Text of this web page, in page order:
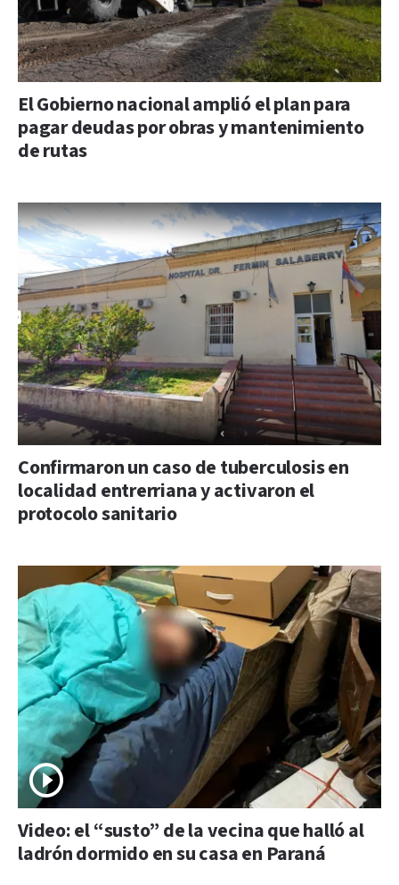
El Gobierno nacional amplió el plan para
pagar deudas por obras y mantenimiento
de rutas
Confirmaron un caso de tuberculosis en
localidad entrerriana y activaron el
protocolo sanitario
Video: el “susto” de la vecina que halló al
ladrón dormido en su casa en Paraná